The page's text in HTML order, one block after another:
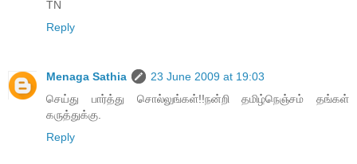
TN
Reply
Menaga Sathia
23 June 2009 at 19:03
செய்து பார்த்து சொல்லுங்கள்!!நன்றி தமிழ்நெஞ்சம் தங்கள்
கருத்துக்கு.
Reply